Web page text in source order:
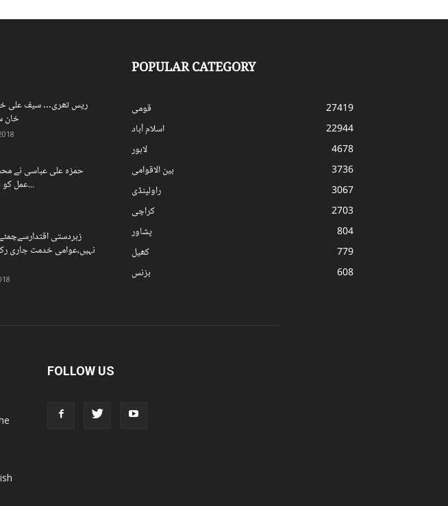
ریس تھری… سیف علی
خان
حمزہ علی عباسی نے
عمل کو ناقابلِ معافی...
زبردستی
نہیں،عوامی خدمت جاری
POPULAR CATEGORY
قومی
27419
اسلام آباد
22944
لاہور
4678
بین الاقوامی
3736
راولپنڈی
3067
کراچی
2703
پشاور
804
کھیل
779
بزنس
608
FOLLOW US